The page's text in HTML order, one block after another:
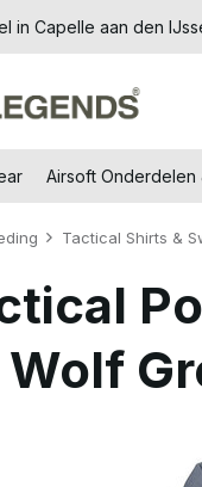
gedoe, zonder
Airsoft Onderdelen
Tactical Shirts &